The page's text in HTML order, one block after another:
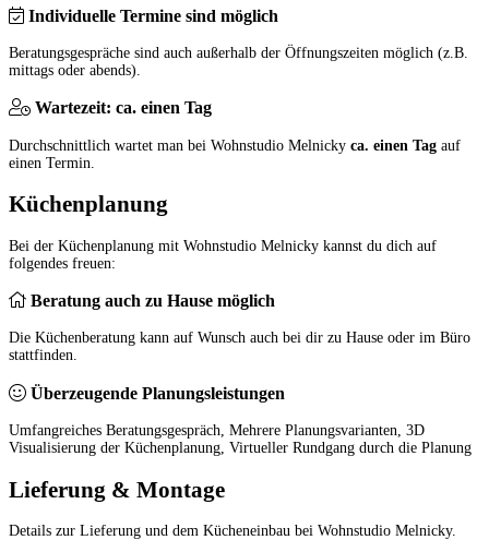
Individuelle Termine sind möglich
Beratungsgespräche sind auch außerhalb der Öffnungszeiten möglich (z.B.
mittags oder abends).
Wartezeit: ca. einen Tag
Durchschnittlich wartet man bei Wohnstudio Melnicky ca. einen Tag auf
einen Termin.
Küchenplanung
Bei der Küchenplanung mit Wohnstudio Melnicky kannst du dich auf
folgendes freuen:
Beratung auch zu Hause möglich
Die Küchenberatung kann auf Wunsch auch bei dir zu Hause oder im Büro
stattfinden.
Überzeugende Planungsleistungen
Umfangreiches Beratungsgespräch, Mehrere Planungsvarianten, 3D
Visualisierung der Küchenplanung, Virtueller Rundgang durch die Planung
Lieferung & Montage
Details zur Lieferung und dem Kücheneinbau bei Wohnstudio Melnicky.